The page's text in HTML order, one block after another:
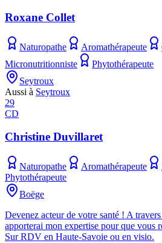
Roxane Collet
Naturopathe Aromathérapeute
Micronutritionniste
Phytothérapeute
Seytroux
Aussi à Seytroux
29
CD
Christine Duvillaret
Naturopathe Aromathérapeute
Phytothérapeute
Boëge
Devenez acteur de votre santé ! A
apporterai mon expertise pour que vous
Sur RDV en Haute-Savoie ou en visio.